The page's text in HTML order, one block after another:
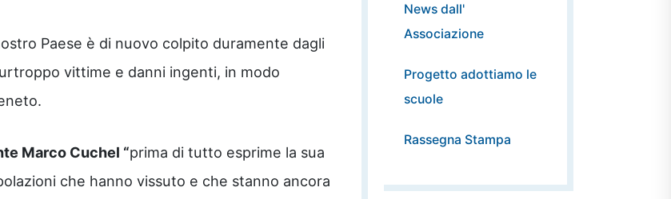
Paese è di nuovo colpito duramente dagli
vittime e danni ingenti, in modo
Marco Cuchel “prima di tutto esprime la sua
che hanno vissuto e che stanno ancora
News dall'
Associazione
Progetto adottiamo le
scuole
Rassegna Stampa